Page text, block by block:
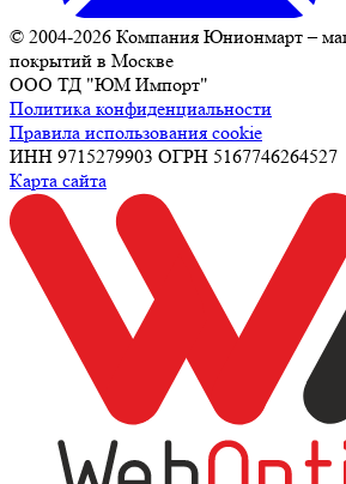
© 2004-2026 Компания Юнионмарт –
покрытий в Москве
ООО ТД "ЮМ Импорт"
Политика конфиденциальности
Правила использования cookie
ИНН 9715279903 ОГРН 5167746264527
Карта сайта